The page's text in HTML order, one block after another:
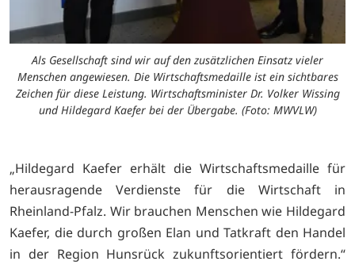
Als Gesellschaft sind wir auf den zusätzlichen Einsatz vieler
Menschen angewiesen. Die Wirtschaftsmedaille ist ein sichtbares
Zeichen für diese Leistung. Wirtschaftsminister Dr. Volker Wissing
und Hildegard Kaefer bei der Übergabe. (Foto: MWVLW)
„Hildegard Kaefer erhält die Wirtschaftsmedaille für
herausragende Verdienste für die Wirtschaft in
Rheinland-Pfalz. Wir brauchen Menschen wie Hildegard
Kaefer, die durch großen Elan und Tatkraft den Handel
in der Region Hunsrück zukunftsorientiert fördern.“